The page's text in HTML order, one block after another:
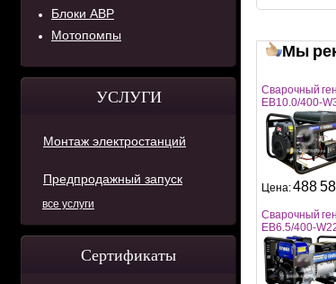
Блоки АВР
Мотопомпы
УСЛУГИ
Монтаж электростанций
Предпродажный запуск
все услуги
Сертификаты
Мы
Сварочный
EB10.0/400-
Цена:488
Сварочный
EB6.5/400-